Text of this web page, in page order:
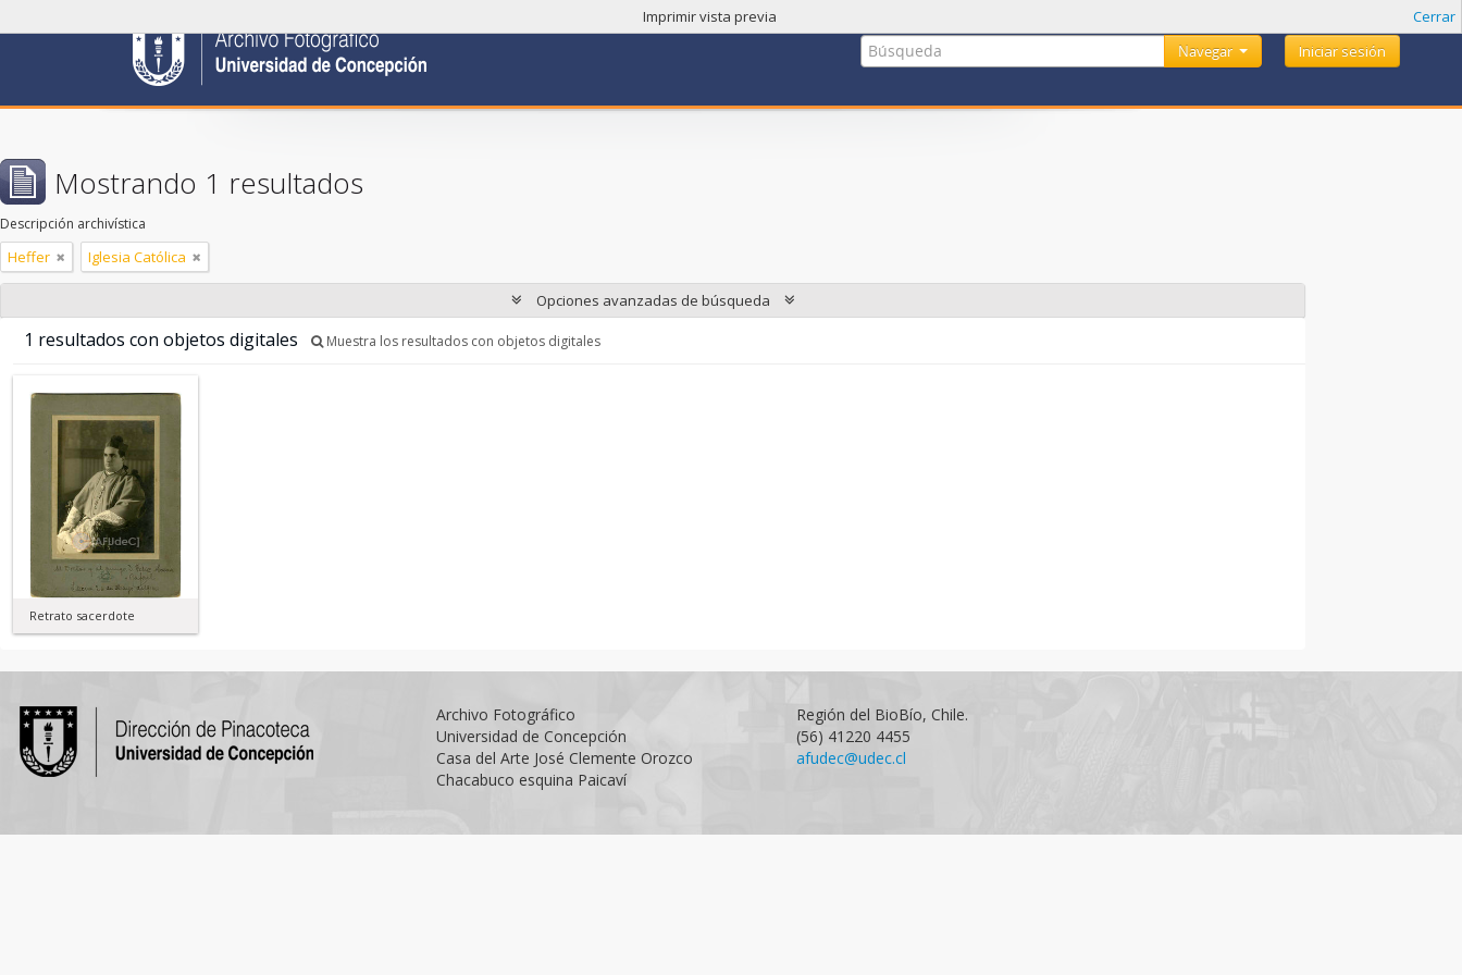
Iniciar sesión
Navegar
Imprimir vista previa Cerrar
Mostrando 1 resultados
Descripción archivística
Heffer Iglesia Católica
Opciones avanzadas de búsqueda
1 resultados con objetos digitales Muestra los resultados con objetos digitales
Retrato sacerdote
Archivo Fotográfico
Universidad de Concepción
Casa del Arte José Clemente Orozco
Chacabuco esquina Paicaví
Región del BioBío, Chile.
(56) 41220 4455
afudec@udec.cl